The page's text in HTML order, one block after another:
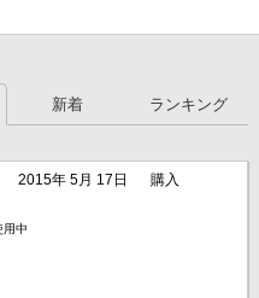
新着 ランキング
2015年 5月 17日
購入
用中